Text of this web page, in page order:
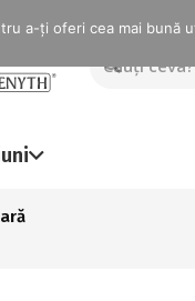
a-ți oferi cea mai bună